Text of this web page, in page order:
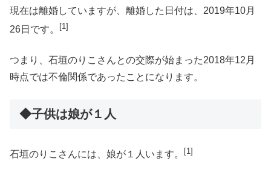
現在は離婚していますが、離婚した日付は、2019年10月
26日です。
[1]
つまり、石垣のりこさんとの交際が始まった2018年12月
時点では不倫関係であったことになります。
◆子供は娘が１人
石垣のりこさんには、娘が１人います。 [1]